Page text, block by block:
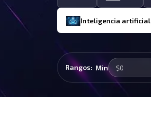
Inteligencia artificial
Rangos: Min